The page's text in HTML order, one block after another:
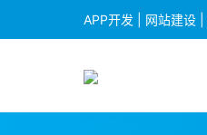
APP开发 | 网站建设